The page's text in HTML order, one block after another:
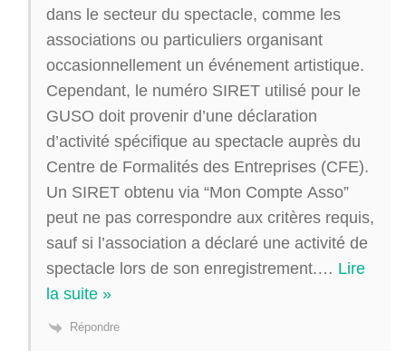
dans le secteur du spectacle, comme les
associations ou particuliers organisant
occasionnellement un événement artistique.
Cependant, le numéro SIRET utilisé pour le
GUSO doit provenir d’une déclaration
d’activité spécifique au spectacle auprès du
Centre de Formalités des Entreprises (CFE).
Un SIRET obtenu via “Mon Compte Asso”
peut ne pas correspondre aux critères requis,
sauf si l’association a déclaré une activité de
spectacle lors de son enregistrement.… Lire
la suite »
Répondre